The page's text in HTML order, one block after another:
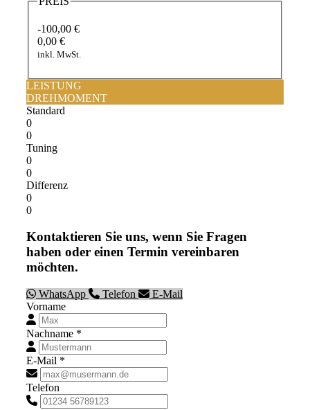
-100,00 €
0,00 €
inkl. MwSt.
LEISTUNG
DREHMOMENT
Standard
0
0
Tuning
0
0
Differenz
0
0
Kontaktieren Sie uns, wenn Sie Fragen
haben oder einen Termin vereinbaren
möchten.
WhatsApp Telefon
E-Mail
Vorname
Nachname *
E-Mail *
Telefon